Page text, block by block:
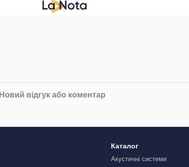
Новий відгук або коментар
Каталог
Акустичні системи